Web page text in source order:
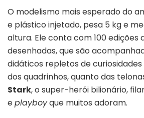
O modelismo mais esperado do
e plástico injetado, pesa 5 kg e
altura. Ele conta com 100 edições
desenhadas, que são
didáticos repletos de
dos quadrinhos, quanto das
Stark, o super-herói bilionário,
eplayboyque muitos adoram.